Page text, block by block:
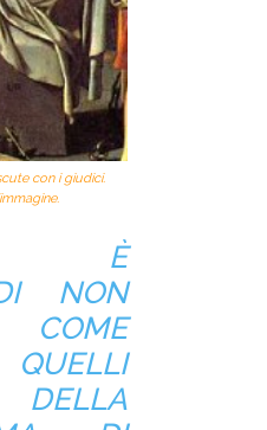
con i giudici.
È
NON
COME
DELLA